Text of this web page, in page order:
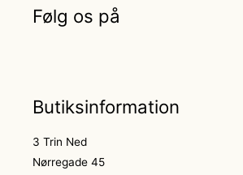
Følg os på
Butiksinformation
3 Trin Ned
Nørregade 45